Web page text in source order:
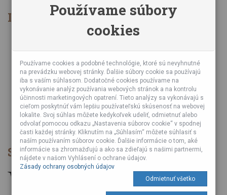
Informácie
Obchodné podmienky
Online kurzy bubnovania
Podujatia
Teambuildingy pre firmy
Servis bubnov
Foto a video z podujatí
Veľkoobchod
Spôsob platby
Používame súbory
cookies
Používame cookies a podobné technológie, ktoré sú nevyhnutné
na prevádzku webovej stránky. Ďalšie súbory cookie sa používajú
iba s vaším súhlasom. Dodatočné cookies používame na
vykonávanie analýz používania webových stránok a na kontrolu
účinnosti marketingových opatrení. Tieto analýzy sa vykonávajú s
cieľom poskytnúť vám lepšiu používateľskú skúsenosť na webovej
lokalite. Svoj súhlas môžete kedykoľvek udeliť, odmietnuť alebo
odvolať pomocou odkazu „Nastavenia súborov cookie“ v spodnej
časti každej stránky. Kliknutím na „Súhlasím“ môžete súhlasiť s
naším používaním súborov cookie. Ďalšie informácie o tom, aké
informácie sa zhromažďujú a ako sa zdieľajú s našimi partnermi,
nájdete v našom Vyhlásení o ochrane údajov.
Zásady ochrany osobných údajov
Odmietnuť všetko